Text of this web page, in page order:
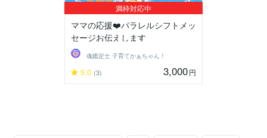
満枠対応中
ママの応援❤️パラレルシフトメッ
セージお伝えします
魂鑑定士 子育てかぁちゃん！
5.0 (3) 3,000円